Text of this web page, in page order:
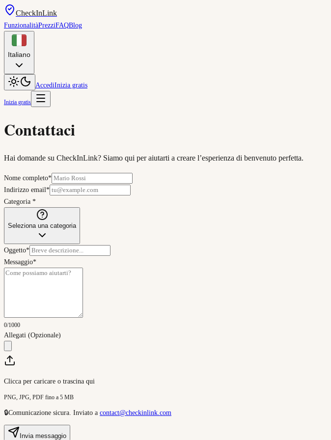
CheckInLink
FunzionalitàPrezziFAQBlog
Italiano
AccediInizia gratis
Inizia gratis
Contattaci
Hai domande su CheckInLink? Siamo qui per aiutarti a creare l’esperienza di benvenuto perfetta.
Nome completo*
Indirizzo email*
Categoria *
Seleziona una categoria
Oggetto*
Messaggio*
0/1000
Allegati (Opzionale)
Clicca per caricare o trascina qui
PNG, JPG, PDF fino a 5 MB
🔒Comunicazione sicura. Inviato a contact@checkinlink.com
Invia messaggio